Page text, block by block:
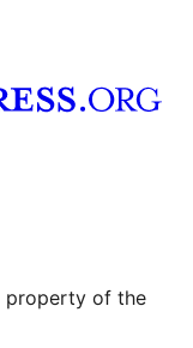
property of the